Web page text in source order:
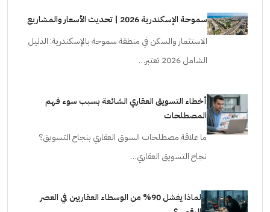
سموحة الإسكندرية 2026 | تحديث الأسعار والمشاريع
الاستثمار والسكن في منطقة سموحة بالإسكندرية: الدليل
أخطاء التسويق العقاري الشائعة بسبب سوء فهم
المصطلحات
ما علاقة مصطلحات السوق العقاري بنجاح التسويق؟